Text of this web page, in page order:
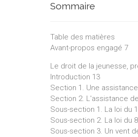
Sommaire
Table des matières
Avant-propos engagé 7
Le droit de la jeunesse,
Introduction 13
Section 1. Une
Section 2. L'assistance
Sous-section 1. La loi du
Sous-section 2. La loi du
Sous-section 3. Un vent